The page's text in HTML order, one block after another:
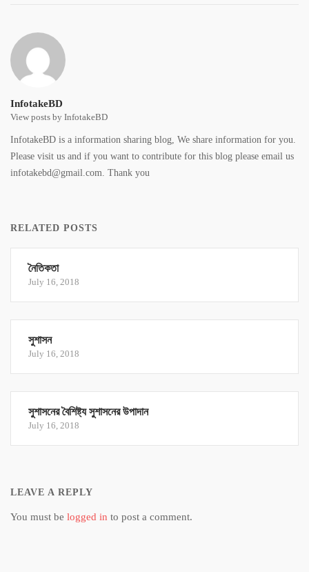
InfotakeBD
View posts by InfotakeBD
InfotakeBD is a information sharing blog, We share information for you.
Please visit us and if you want to contribute for this blog please email us
infotakebd@gmail.com. Thank you
RELATED POSTS
নৈতিকতা
July 16, 2018
সুশাসন
July 16, 2018
সুশাসনের বৈশিষ্ট্য সুশাসনের উপাদান
July 16, 2018
LEAVE A REPLY
You must be logged in to post a comment.